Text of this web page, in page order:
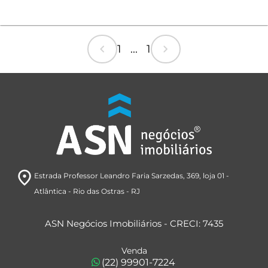
chevron_left 1 ... 1 chevron_right
room Estrada Professor Leandro Faria Sarzedas, 369, loja 01 -
Atlântica - Rio das Ostras- RJ
ASN Negócios Imobiliários - CRECI: 7435
Venda
(22) 99901-7224